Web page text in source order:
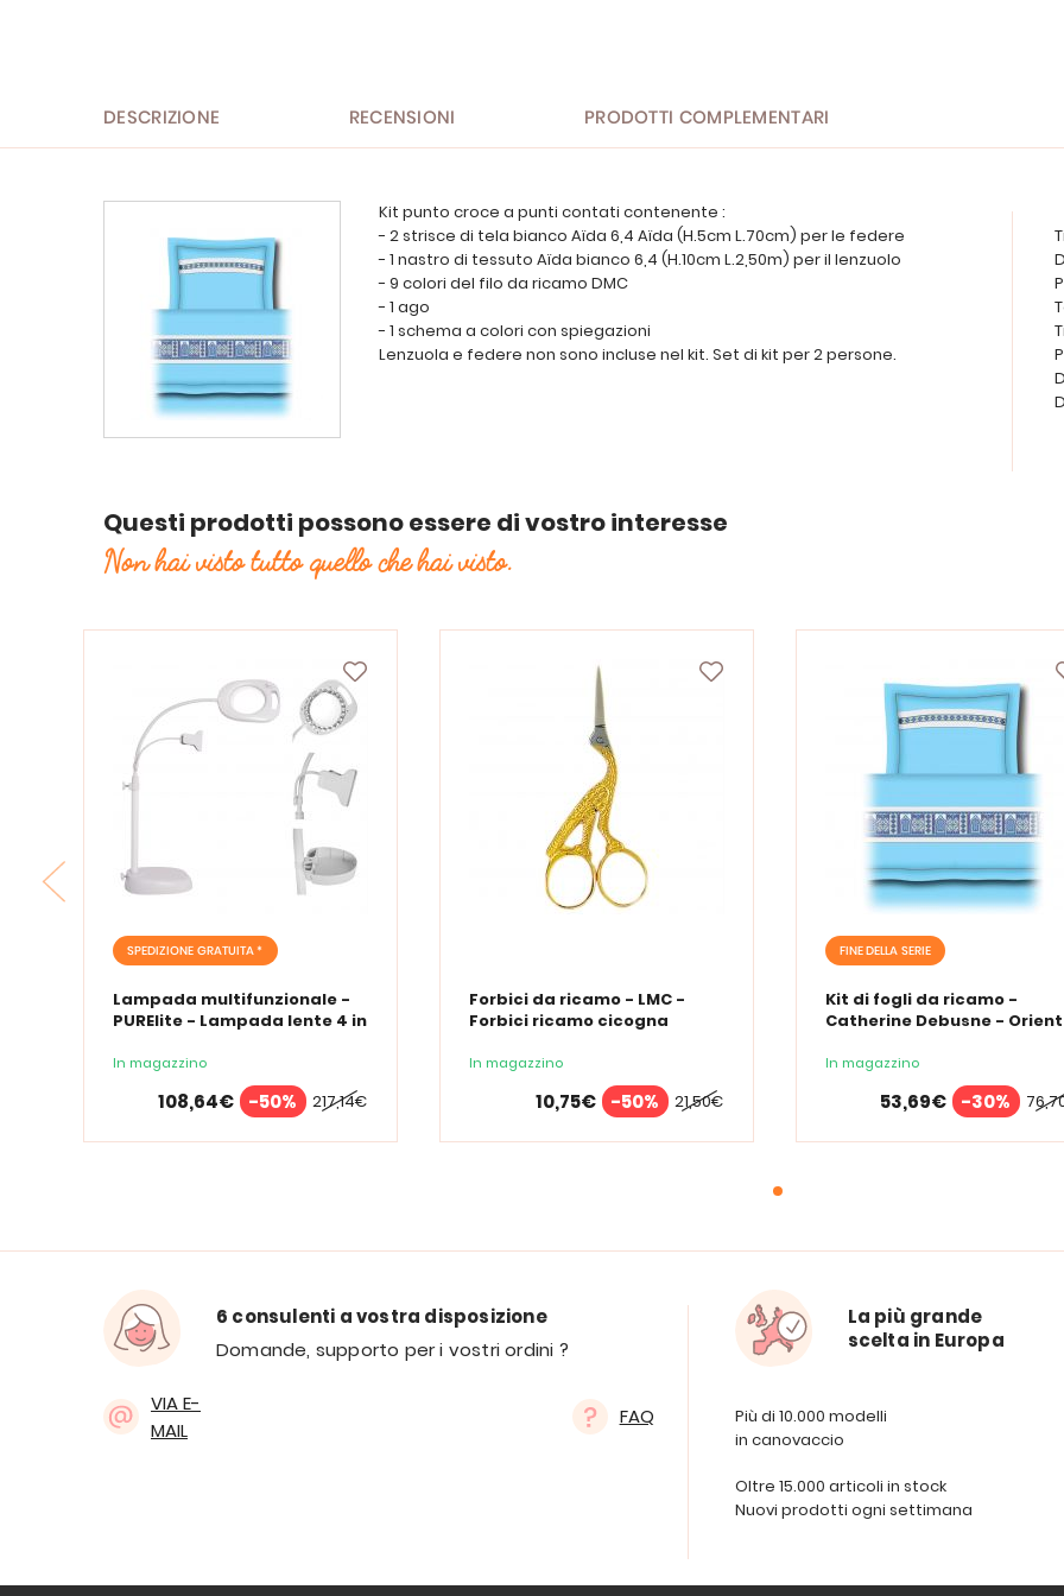
DESCRIZIONE RECENSIONI PRODOTTI COMPLEMENTARI
Kit punto croce a punti contati contenente :
- 2 strisce di tela bianco Aïda 6,4 Aïda (H.5cm L.70cm) per le federe
- 1 nastro di tessuto Aïda bianco 6,4 (H.10cm L.2,50m) per il lenzuolo
- 9 colori del filo da ricamo DMC
- 1 ago
- 1 schema a colori con spiegazioni
Lenzuola e federe non sono incluse nel kit. Set di kit per 2 persone.
Questi prodotti possono essere di vostro interesse
Non hai visto tutto quello che hai visto.
SPEDIZIONE GRATUITA *
Lampada multifunzionale -
PURElite - Lampada lente 4 in
In magazzino
217,14€
108,64€ -50%
Forbici da ricamo - LMC -
Forbici ricamo cicogna
In magazzino
21,50€
10,75€ -50%
FINE DELLA SERIE
Kit di fogli da ricamo -
Catherine Debusne -
In magazzino
53,69€ -30%
6 consulenti a vostra disposizione
Domande, supporto per i vostri ordini ?
VIA E-
MAIL
FAQ
La più grande
scelta in Europa
Più di 10.000 modelli
in canovaccio
Oltre 15.000 articoli in stock
Nuovi prodotti ogni settimana